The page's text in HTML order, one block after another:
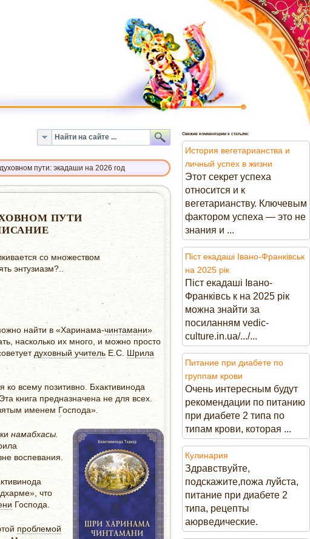
пути: экадаши на 2026 год
ПУТИ
со множеством
энтузиазм?..
найти в «Харинама-чинтамани»
насколько их много, и можно просто
духовный учитель Е.С. Шрила
всему позитивно. Бхактивинода
книга предназначена не для всех.
име­нем Господа».
намабхасы.
вос­певания.
что
Господа.
проблемой
Свежие комментарии к статьям:
История вегетарианства и
личный успех в жизни
Этот секрет успеха
относится и к
вегетарианству. Ключевым
фактором успеха — это не
знания и ...
Піст екадаші Івано-Франківськ
на 2025 рік
Піст екадаші Івано-
Франківсь к на 2025 рік
можна знайти за
посиланням vedic-
culture.in.ua/.../...
Питание при диабете по
группам крови
Очень интересным будут
рекомендации по питанию
при диабете 2 типа по
типам крови, которая ...
Кулинария
Здравствуйте,
подскажите,пожа луйста,
питание при диабете 2
типа, рецепты
аюрведические.